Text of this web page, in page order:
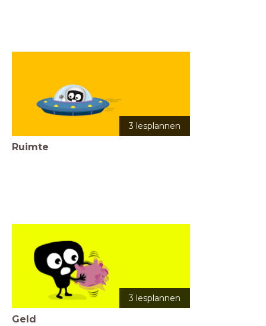
3 lesplannen
Ruimte
3 lesplannen
Geld